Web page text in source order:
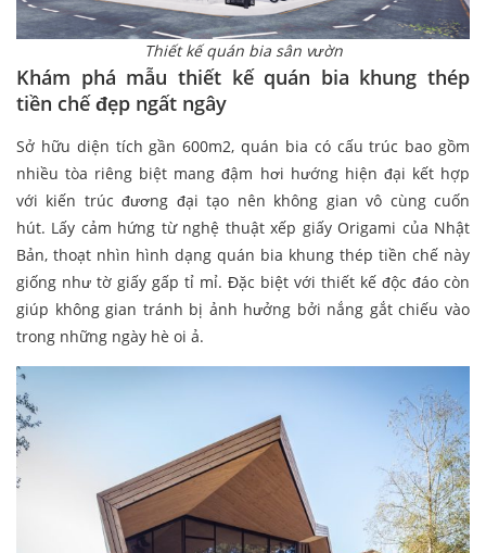
Thiết kế quán bia sân vườn
Khám phá mẫu thiết kế quán bia khung thép
tiền chế đẹp ngất ngây
Sở hữu diện tích gần 600m2, quán bia có cấu trúc bao gồm
nhiều tòa riêng biệt mang đậm hơi hướng hiện đại kết hợp
với kiến trúc đương đại tạo nên không gian vô cùng cuốn
hút. Lấy cảm hứng từ nghệ thuật xếp giấy Origami của Nhật
Bản, thoạt nhìn hình dạng quán bia khung thép tiền chế này
giống như tờ giấy gấp tỉ mỉ. Đặc biệt với thiết kế độc đáo còn
giúp không gian tránh bị ảnh hưởng bởi nắng gắt chiếu vào
trong những ngày hè oi ả.